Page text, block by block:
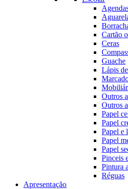
Cartão
Ceras
Guache
Lápis
Outros
Outros
Papel
Papel
Papel e
Papel
Papel
Pinceis
Pintura
Réguas
Apresentação